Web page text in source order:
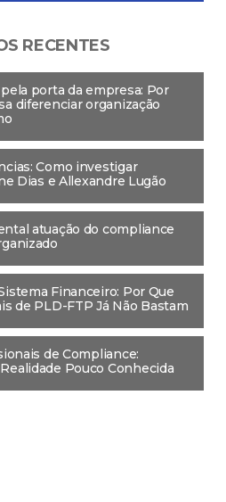
RECENTES
porta da empresa: Por
diferenciar organização
Como investigar
Dias e Allexandre Lugão
atuação do compliance
Financeiro: Por Que
de PLD-FTP Já Não Bastam
de Compliance:
Pouco Conhecida